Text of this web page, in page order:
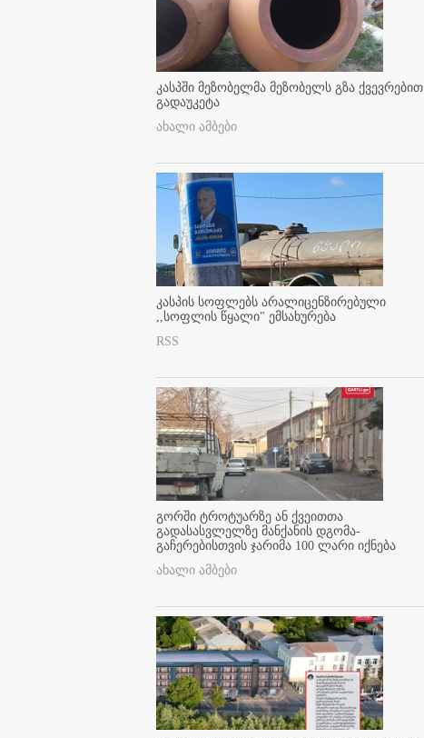
კასპში მეზობელმა მეზობელს გზა ქვევრებით
გადაუკეტა
ახალი ამბები
კასპის სოფლებს არალიცენზირებული
,,სოფლის წყალი" ემსახურება
RSS
გორში ტროტუარზე ან ქვეითთა
გადასასვლელზე მანქანის დგომა-
გაჩერებისთვის ჯარიმა 100 ლარი იქნება
ახალი ამბები